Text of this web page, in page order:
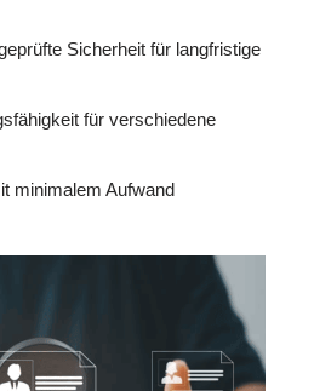
Sicherheit für langfristige
für verschiedene
minimalem Aufwand